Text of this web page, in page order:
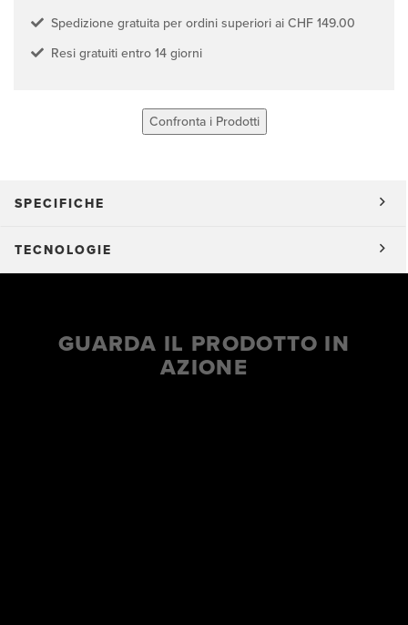
Spedizione gratuita per ordini superiori ai CHF 149.00
Resi gratuiti entro 14 giorni
Confronta i Prodotti
SPECIFICHE
TECNOLOGIE
GUARDA IL PRODOTTO IN
AZIONE